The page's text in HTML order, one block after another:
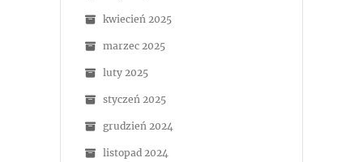
kwiecień 2025
marzec 2025
luty 2025
styczeń 2025
grudzień 2024
listopad 2024